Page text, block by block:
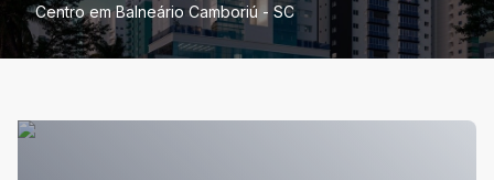
Centro em Balneário Camboriú - SC